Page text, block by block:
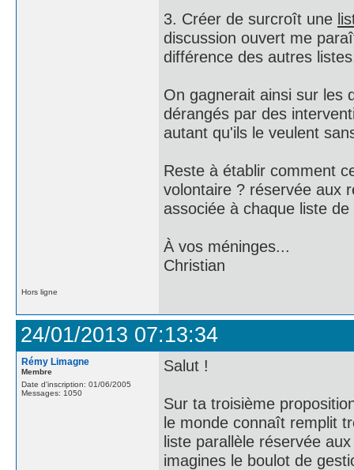
3. Créer de surcroît une
discussion ouvert me
différence des autres
On gagnerait ainsi sur les
dérangés par des
autant qu'ils le veulent
Reste à établir comment
volontaire ? réservée aux
associée à chaque liste
À vos méninges...
Christian
Hors ligne
24/01/2013 07:13:34
Rémy Limagne
Membre
Date d'inscription: 01/06/2005
Messages: 1050
Salut !
Sur ta troisième
le monde connaît remplit
liste parallèle réservée
imagines le boulot de